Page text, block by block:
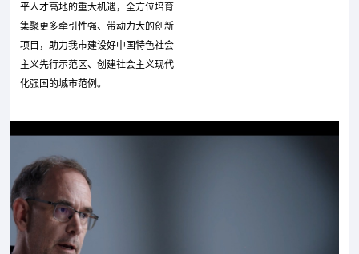
平人才高地的重大机遇，全方位培育
集聚更多牵引性强、带动力大的创新
项目，助力我市建设好中国特色社会
主义先行示范区、创建社会主义现代
化强国的城市范例。